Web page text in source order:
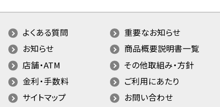
よくある質問
重要なお知らせ
お知らせ
商品概要説明書一覧
店舗・ATM
その他取組み・方針
金利・手数料
ご利用にあたり
サイトマップ
お問い合わせ